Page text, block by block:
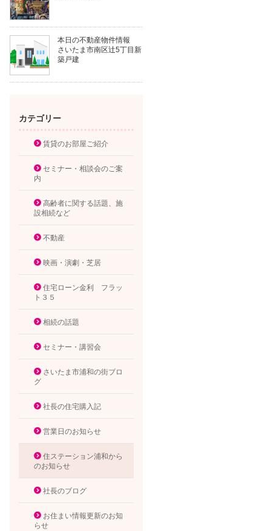
本日の不動産物件情報
さいたま市南区辻5丁目新
築戸建
カテゴリー
賃貸のお部屋ご紹介
セミナー・相談会のご案
内
高齢者に関する話題、施
設相続など
不動産
映画・演劇・芝居
住宅ローン金利 フラッ
ト３５
相続の話題
セミナー・講習会
さいたま市浦和の街ブロ
グ
社長の住宅購入記
営業日のお知らせ
住ステーション浦和から
のお知らせ
社長のブログ
お住まい情報更新のお知
らせ